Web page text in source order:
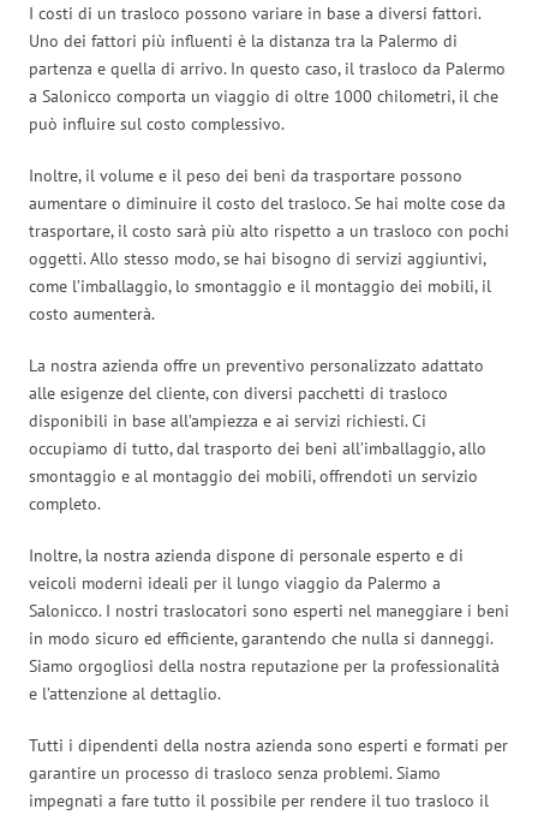
I costi di un trasloco possono variare in base a diversi fattori.
Uno dei fattori più influenti è la distanza tra la Palermo di
partenza e quella di arrivo. In questo caso, il trasloco da Palermo
a Salonicco comporta un viaggio di oltre 1000 chilometri, il che
può influire sul costo complessivo.
Inoltre, il volume e il peso dei beni da trasportare possono
aumentare o diminuire il costo del trasloco. Se hai molte cose da
trasportare, il costo sarà più alto rispetto a un trasloco con pochi
oggetti. Allo stesso modo, se hai bisogno di servizi aggiuntivi,
come l’imballaggio, lo smontaggio e il montaggio dei mobili, il
costo aumenterà.
La nostra azienda offre un preventivo personalizzato adattato
alle esigenze del cliente, con diversi pacchetti di trasloco
disponibili in base all’ampiezza e ai servizi richiesti. Ci
occupiamo di tutto, dal trasporto dei beni all’imballaggio, allo
smontaggio e al montaggio dei mobili, offrendoti un servizio
completo.
Inoltre, la nostra azienda dispone di personale esperto e di
veicoli moderni ideali per il lungo viaggio da Palermo a
Salonicco. I nostri traslocatori sono esperti nel maneggiare i beni
in modo sicuro ed efficiente, garantendo che nulla si danneggi.
Siamo orgogliosi della nostra reputazione per la professionalità
e l’attenzione al dettaglio.
Tutti i dipendenti della nostra azienda sono esperti e formati per
garantire un processo di trasloco senza problemi. Siamo
impegnati a fare tutto il possibile per rendere il tuo trasloco il